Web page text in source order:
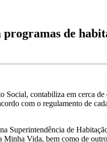
de
contabiliza em cerca de
com o regulamento de
Superintendência de
Vida, bem como de